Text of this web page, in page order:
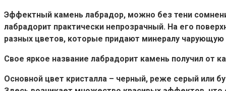
Эффектный камень лабрадор, можно без тени
лабрадорит практически непрозрачный. На его
разных цветов, которые придают минералу чарующую
Свое яркое название лабрадорит камень получил от
Основной цвет кристалла – черный, реже серый или